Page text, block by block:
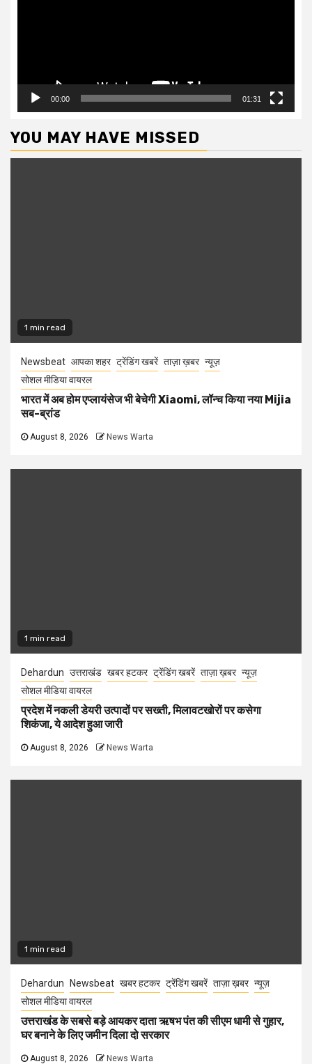
00:00 01:31
YOU MAY HAVE MISSED
1 min read
Newsbeat आपका शहर ट्रेंडिंग खबरें ताज़ा ख़बर न्यूज़
सोशल मीडिया वायरल
भारत में अब होम एप्लायंसेज भी बेचेगी Xiaomi, लॉन्च किया नया Mijia
सब-ब्रांड
August 8, 2026 News Warta
1 min read
Dehardun उत्तराखंड खबर हटकर ट्रेंडिंग खबरें ताज़ा ख़बर न्यूज़
सोशल मीडिया वायरल
प्रदेश में नकली डेयरी उत्पादों पर सख्ती, मिलावटखोरों पर कसेगा
शिकंजा, ये आदेश हुआ जारी
August 8, 2026 News Warta
1 min read
Dehardun Newsbeat खबर हटकर ट्रेंडिंग खबरें ताज़ा ख़बर न्यूज़
सोशल मीडिया वायरल
उत्तराखंड के सबसे बड़े आयकर दाता ऋषभ पंत की सीएम धामी से गुहार,
घर बनाने के लिए जमीन दिला दो सरकार
August 8, 2026 News Warta